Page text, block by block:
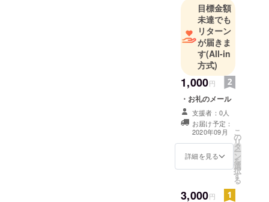
2018年6月、
私たちは
EGM「E-
Sports
Generation
Match」とし
て設立し
数々のプレ
イヤーから
評価を受
け、活動を
続けていま
多くの方々
目標金額
未達でも
リターン
が届きま
す(All-in
方式)
1,000円
・お礼のメール
支援者：0人
お届け予定：
2020年09月
詳細を見る
こ
の
リ
タ
ー
ン
を
選
択
す
る
3,000円